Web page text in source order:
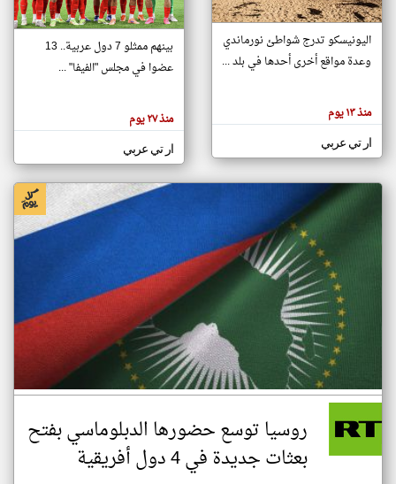
تغيير الدولة
اخبار جزر القمر على مدار الساعة
أهم اخبار جزر القمر العاجلة والمباشرة
هنا عن
وجهة
كاتبيها.
اليونيسكو تدرج شواطئ نورماندي
وعدة مواقع أخرى أحدها في بلد ...
منذ ١٣ يوم
ار تي عربي
بينهم ممثلو 7 دول عربية.. 13
عضوا في مجلس "الفيفا" ...
منذ ٢٧ يوم
ار تي عربي
روسيا توسع حضورها الدبلوماسي بفتح
بعثات جديدة في 4 دول أفريقية
klyoum.com